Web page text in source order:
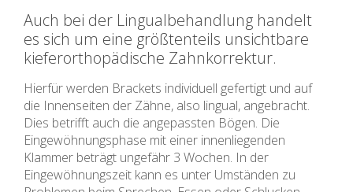
Auch bei der Lingualbehandlung handelt
es sich um eine größtenteils unsichtbare
kieferorthopädische Zahnkorrektur.
Hierfür werden Brackets individuell gefertigt und auf
die Innenseiten der Zähne, also lingual, angebracht.
Dies betrifft auch die angepassten Bögen. Die
Eingewöhnungsphase mit einer innenliegenden
Klammer beträgt ungefähr 3 Wochen. In der
Eingewöhnungszeit kann es unter Umständen zu